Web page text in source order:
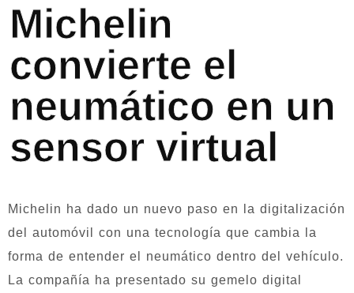
Michelin
convierte el
neumático en un
sensor virtual
Michelin ha dado un nuevo paso en la digitalización
del automóvil con una tecnología que cambia la
forma de entender el neumático dentro del vehículo.
La compañía ha presentado su gemelo digital